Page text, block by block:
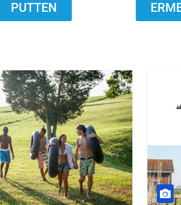
PUTTEN